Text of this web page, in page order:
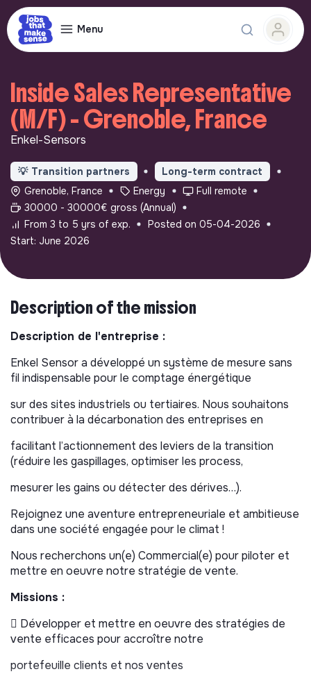
Menu
Inside Sales Representative
(M/F) - Grenoble, France
Enkel-Sensors
💡 Transition partners
Long-term contract
Grenoble, France
Energy
Full remote
30000 - 30000€ gross (Annual)
From 3 to 5 yrs of exp.
Posted on 05-04-2026
Start: June 2026
Description of the mission
Description de l'entreprise :
Enkel Sensor a développé un système de mesure sans
fil indispensable pour le comptage énergétique
sur des sites industriels ou tertiaires. Nous souhaitons
contribuer à la décarbonation des entreprises en
facilitant l’actionnement des leviers de la transition
(réduire les gaspillages, optimiser les process,
mesurer les gains ou détecter des dérives…).
Rejoignez une aventure entrepreneuriale et ambitieuse
dans une société engagée pour le climat !
Nous recherchons un(e) Commercial(e) pour piloter et
mettre en oeuvre notre stratégie de vente.
Missions :
 Développer et mettre en oeuvre des stratégies de
vente efficaces pour accroître notre
portefeuille clients et nos ventes